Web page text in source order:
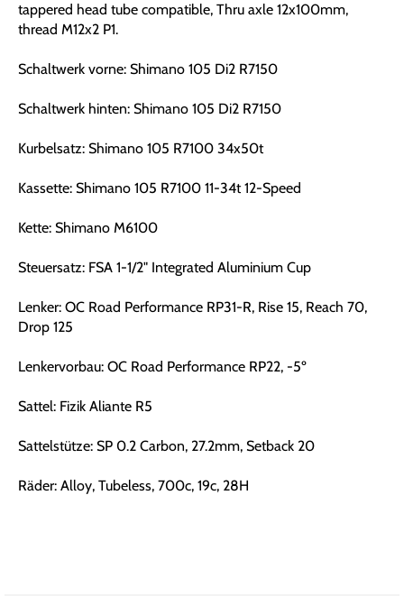
tappered head tube compatible, Thru axle 12x100mm,
thread M12x2 P1.
Schaltwerk vorne: Shimano 105 Di2 R7150
Schaltwerk hinten: Shimano 105 Di2 R7150
Kurbelsatz: Shimano 105 R7100 34x50t
Kassette: Shimano 105 R7100 11-34t 12-Speed
Kette: Shimano M6100
Steuersatz: FSA 1-1/2" Integrated Aluminium Cup
Lenker: OC Road Performance RP31-R, Rise 15, Reach 70,
Drop 125
Lenkervorbau: OC Road Performance RP22, -5º
Sattel: Fizik Aliante R5
Sattelstütze: SP 0.2 Carbon, 27.2mm, Setback 20
Räder: Alloy, Tubeless, 700c, 19c, 28H